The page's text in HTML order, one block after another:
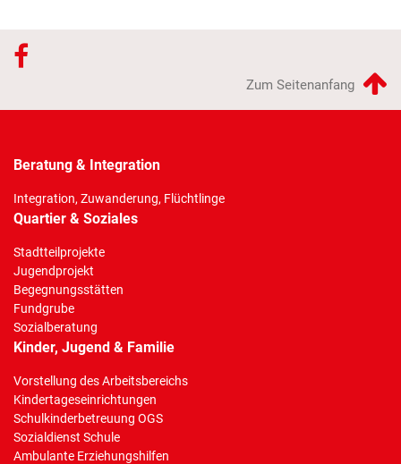
Zum Seitenanfang
Beratung & Integration
Integration, Zuwanderung, Flüchtlinge
Quartier & Soziales
Stadtteilprojekte
Jugendprojekt
Begegnungsstätten
Fundgrube
Sozialberatung
Kinder, Jugend & Familie
Vorstellung des Arbeitsbereichs
Kindertageseinrichtungen
Schulkinderbetreuung OGS
Sozialdienst Schule
Ambulante Erziehungshilfen